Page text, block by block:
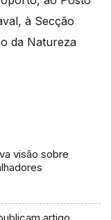
à Secção
da Natureza
visão sobre